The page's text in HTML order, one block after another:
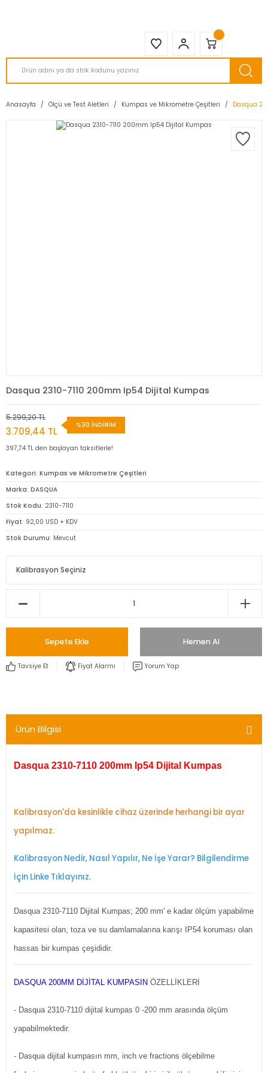
Anasayfa Ölçü ve Test Aletleri Kumpas ve Mikrometre Çeşitleri Dasqua
Dasqua 2310-7110 200mm Ip54 Dijital Kumpas
5.299,20 TL
3.709,44 TL
%30 İNDİRİM
397,74 TL den başlayan taksitlerle!
Kategori Kumpas ve Mikrometre Çeşitleri
Marka DASQUA
Stok Kodu 2310-7110
Fiyat 92,00 USD + KDV
Stok Durumu Mevcut
Sepete Ekle Hemen Al
Tavsiye Et Fiyat Alarmı Yorum Yap
Ürün Bilgisi
Dasqua 2310-7110 200mm Ip54 Dijital Kumpas
Kalibrasyon'da kesinlikle cihaz üzerinde herhangi bir ayar
yapılmaz.
Kalibrasyon Nedir, Nasıl Yapılır, Ne İşe Yarar? Bilgilendirme
İçin Linke Tıklayınız.
Dasqua 2310-7110 Dijital Kumpas; 200 mm' e kadar ölçüm yapabilme
kapasitesi olan, toza ve su damlamalarına karışı IP54 koruması olan
hassas bir kumpas çeşididir.
DASQUA 200MM DİJİTAL KUMPASIN ÖZELLİKLERİ
- Dasqua 2310-7110 dijital kumpas 0 -200 mm arasında ölçüm
yapabilmektedir.
- Dasqua dijital kumpasın mm, inch ve fractions ölçebilme